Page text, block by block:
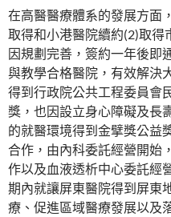
在高醫醫療體系的發展方面
取得和小港醫院續約(2)取得
因規劃完善，簽約一年後即
與教學合格醫院，有效解決
得到行政院公共工程委員會
獎，也因設立身心障礙及長
的就醫環境得到金擘獎公益
合作，由內科委託經營開始
作以及血液透析中心委託經
期內就讓屏東醫院得到屏東
療、促進區域醫療發展以及